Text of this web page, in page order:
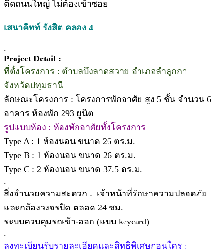
ติดถนนใหญ่ ไม่ต้องเข้าซอย
เสนาคิทท์ รังสิต คลอง 4
.
Project Detail :
ที่ตั้งโครงการ : ตำบลบึงลาดสวาย อำเภอลำลูกกา
จังหวัดปทุมธานี
ลักษณะโครงการ : โครงการพักอาศัย สูง 5 ชั้น จำนวน 6
อาคาร ห้องพัก 293 ยูนิต
รูปแบบห้อง : ห้องพักอาศัยทั้งโครงการ
Type A : 1 ห้องนอน ขนาด 26 ตร.ม.
Type B : 1 ห้องนอน ขนาด 26 ตร.ม.
Type C : 2 ห้องนอน ขนาด 37.5 ตร.ม.
.
สิ่งอำนวยความสะดวก : เจ้าหน้าที่รักษาความปลอดภัย
และกล้องวงจรปิด ตลอด 24 ชม.
ระบบควบคุมรถเข้า-ออก (แบบ keycard)
.
ลงทะเบียนรับรายละเอียดและสิทธิพิเศษก่อนใคร :